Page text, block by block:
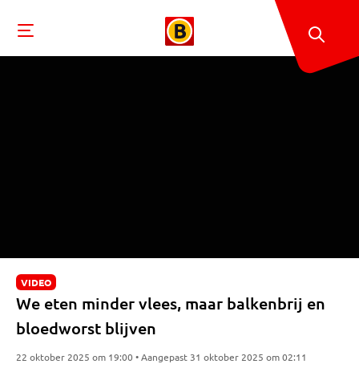
VIDEO
We eten minder vlees, maar balkenbrij en
bloedworst blijven
22 oktober 2025 om 19:00 • Aangepast 31 oktober 2025 om 02:11